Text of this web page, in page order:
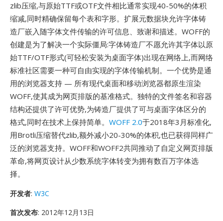
zlib压缩,与原始TTF或OTF文件相比通常实现40-50%的体积
缩减,同时精确保留每个表和字形。扩展元数据块允许字体铸
造厂嵌入随字体文件传输的许可信息、致谢和描述。WOFF的
创建是为了解决一个实际僵局:字体铸造厂不愿允许其字体以原
始TTF/OTF形式(可轻松安装为桌面字体)出现在网络上,而网络
标准社区需要一种可自由实现的字体传输机制。一个优势是通
用的浏览器支持 — 所有现代桌面和移动浏览器都原生渲染
WOFF,使其成为网页排版的基准格式。独特的文件签名和容器
结构还提供了许可优势,为铸造厂提供了可与桌面字体区分的
格式,同时在技术上保持简单。 WOFF 2.0于2018年3月标准化,
用Brotli压缩替代zlib,额外减小20-30%的体积,也已获得同样广
泛的浏览器支持。WOFF和WOFF2共同推动了自定义网页排版
革命,将网页设计从少数系统字体转变为拥有数百万字体选
择。
开发者: W3C
首次发布: 2012年12月13日